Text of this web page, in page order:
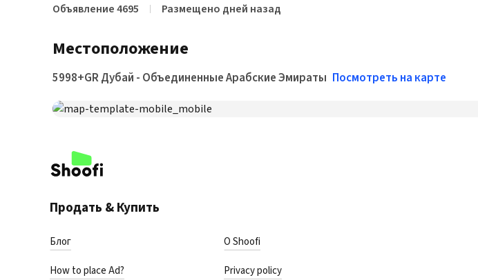
Объявление 4695 Размещено дней назад
Местоположение
5998+GR Дубай - Объединенные Арабские Эмираты Посмотреть на карте
Продать & Купить
Блог
О Shoofi
How to place Ad?
Privacy policy